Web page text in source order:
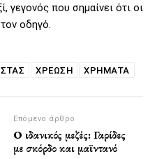
γεγονός που σημαίνει ότι οι
οδηγό.
ΧΡΈΩΣΗ ΧΡΉΜΑΤΑ
Επόμενο άρθρο
Ο ιδανικός μεζές: Γαρίδες
με σκόρδο και μαϊντανό